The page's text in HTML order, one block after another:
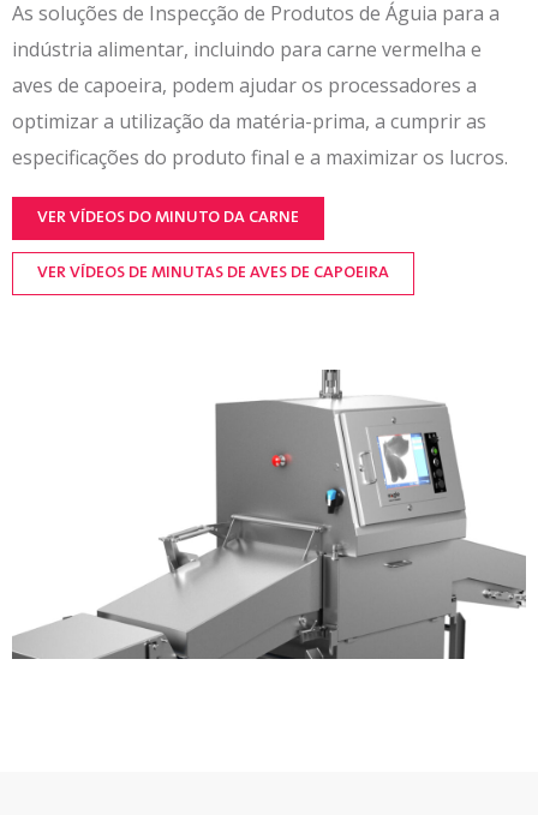
As soluções de Inspecção de Produtos de Águia para a
indústria alimentar, incluindo para carne vermelha e
aves de capoeira, podem ajudar os processadores a
optimizar a utilização da matéria-prima, a cumprir as
especificações do produto final e a maximizar os lucros.
VER VÍDEOS DO MINUTO DA CARNE
VER VÍDEOS DE MINUTAS DE AVES DE CAPOEIRA